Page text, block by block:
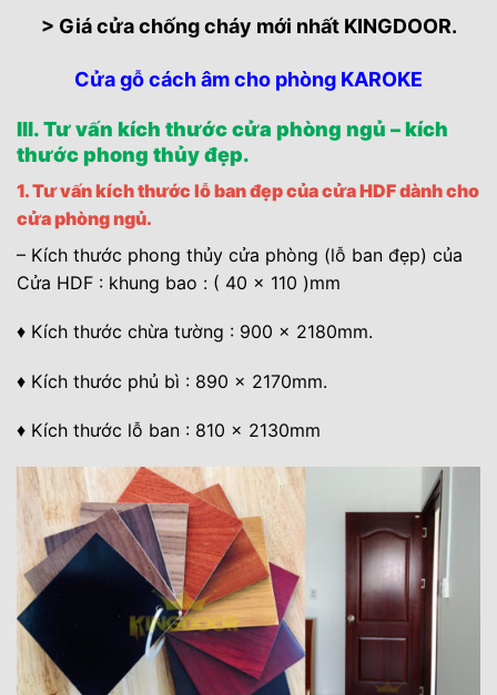
> Giá cửa chống cháy mới nhất KINGDOOR.
Cửa gỗ cách âm cho phòng KAROKE
III. Tư vấn kích thước cửa phòng ngủ – kích
thước phong thủy đẹp.
1. Tư vấn kích thước lỗ ban đẹp của cửa HDF dành cho
cửa phòng ngủ.
– Kích thước phong thủy cửa phòng (lỗ ban đẹp) của
Cửa HDF : khung bao : ( 40 x 110 )mm
♦ Kích thước chừa tường : 900 x 2180mm.
♦ Kích thước phủ bì : 890 x 2170mm.
♦ Kích thước lỗ ban : 810 x 2130mm